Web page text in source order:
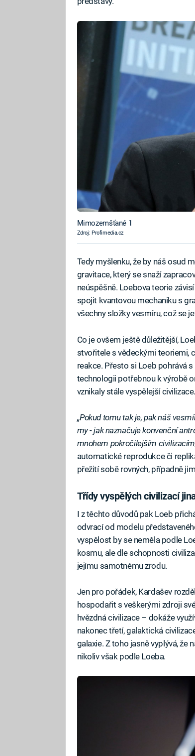
Mimozemšťané 1
Zdroj: Profimedia.cz
Tedy myšlenku, že by náš osud
gravitace, který se snaží
neúspěšně. Loebova teorie
spojit kvantovou mechaniku s
všechny složky vesmíru, což se
Co je ovšem ještě důležitější,
stvořitele s vědeckými teoriemi,
reakce. Přesto si Loeb pohrává
technologii potřebnou k výrobě
vznikaly stále vyspělejší civilizace.
„Pokud tomu tak je, pak náš
my - jak naznačuje konvenční
mnohem pokročilejším
automatické reprodukce či
přežití sobě rovných, případně
Třídy vyspělých civilizací
I z těchto důvodů pak Loeb
odvrací od modelu
vyspělost by se neměla podle
kosmu, ale dle schopnosti
jejímu samotnému zrodu.
Jen pro pořádek, Kardašev
hospodařit s veškerými zdroji
hvězdná civilizace – dokáže
nakonec třetí, galaktická
galaxie. Z toho jasně vyplývá, že
nikoliv však podle Loeba.